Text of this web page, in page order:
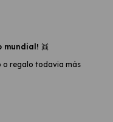
mundial! 👯
o regalo todavia más